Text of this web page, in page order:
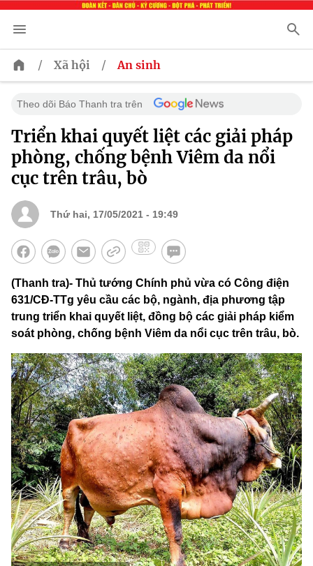
/ Xã hội / An sinh
Theo dõi Báo Thanh tra trên
Triển khai quyết liệt các giải pháp
phòng, chống bệnh Viêm da nổi
cục trên trâu, bò
Thứ hai, 17/05/2021 - 19:49
(Thanh tra)- Thủ tướng Chính phủ vừa có Công điện
631/CĐ-TTg yêu cầu các bộ, ngành, địa phương tập
trung triển khai quyết liệt, đồng bộ các giải pháp kiểm
soát phòng, chống bệnh Viêm da nổi cục trên trâu, bò.